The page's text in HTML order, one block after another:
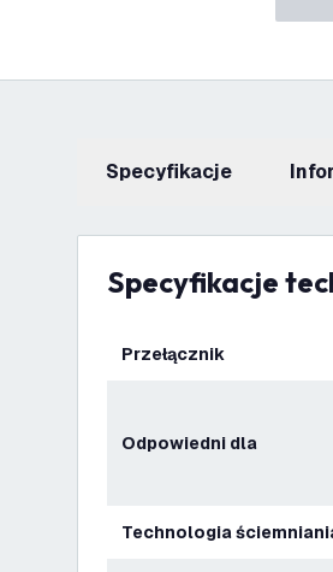
Specyfikacje
Specyfikacje
Przełącznik
Odpowiedni dla
technologia